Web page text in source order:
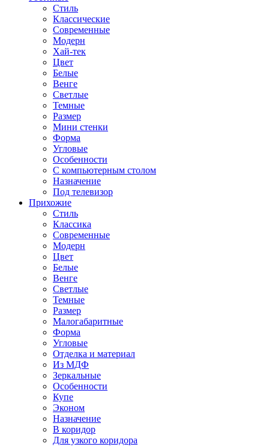
Стиль
Классические
Современные
Модерн
Хай-тек
Цвет
Белые
Венге
Светлые
Темные
Размер
Мини стенки
Форма
Угловые
Особенности
С компьютерным столом
Назначение
Под телевизор
Прихожие
Стиль
Классика
Современные
Модерн
Цвет
Белые
Венге
Светлые
Темные
Размер
Малогабаритные
Форма
Угловые
Отделка и материал
Из МДФ
Зеркальные
Особенности
Купе
Эконом
Назначение
В коридор
Для узкого коридора